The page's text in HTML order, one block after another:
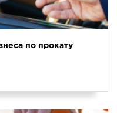
по прокату